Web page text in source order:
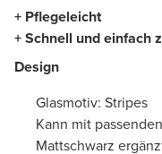
+ Pflegeleicht
+ Schnell und einfach
Design
Glasmotiv: Stripes
Kann mit
Mattschwarz